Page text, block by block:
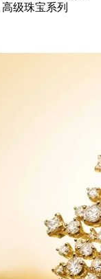
级珠宝系列